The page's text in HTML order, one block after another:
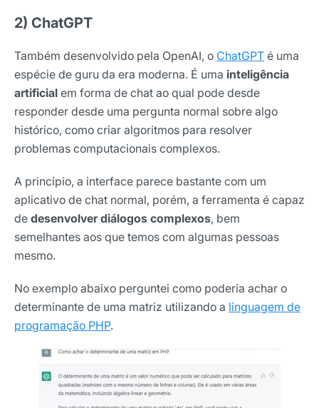
2) ChatGPT
Também desenvolvido pela OpenAI, o ChatGPT é uma
espécie de guru da era moderna. É uma inteligência
artificial em forma de chat ao qual pode desde
responder desde uma pergunta normal sobre algo
histórico, como criar algoritmos para resolver
problemas computacionais complexos.
A princípio, a interface parece bastante com um
aplicativo de chat normal, porém, a ferramenta é capaz
de desenvolver diálogos complexos, bem
semelhantes aos que temos com algumas pessoas
mesmo.
No exemplo abaixo perguntei como poderia achar o
determinante de uma matriz utilizando a linguagem de
programação PHP.